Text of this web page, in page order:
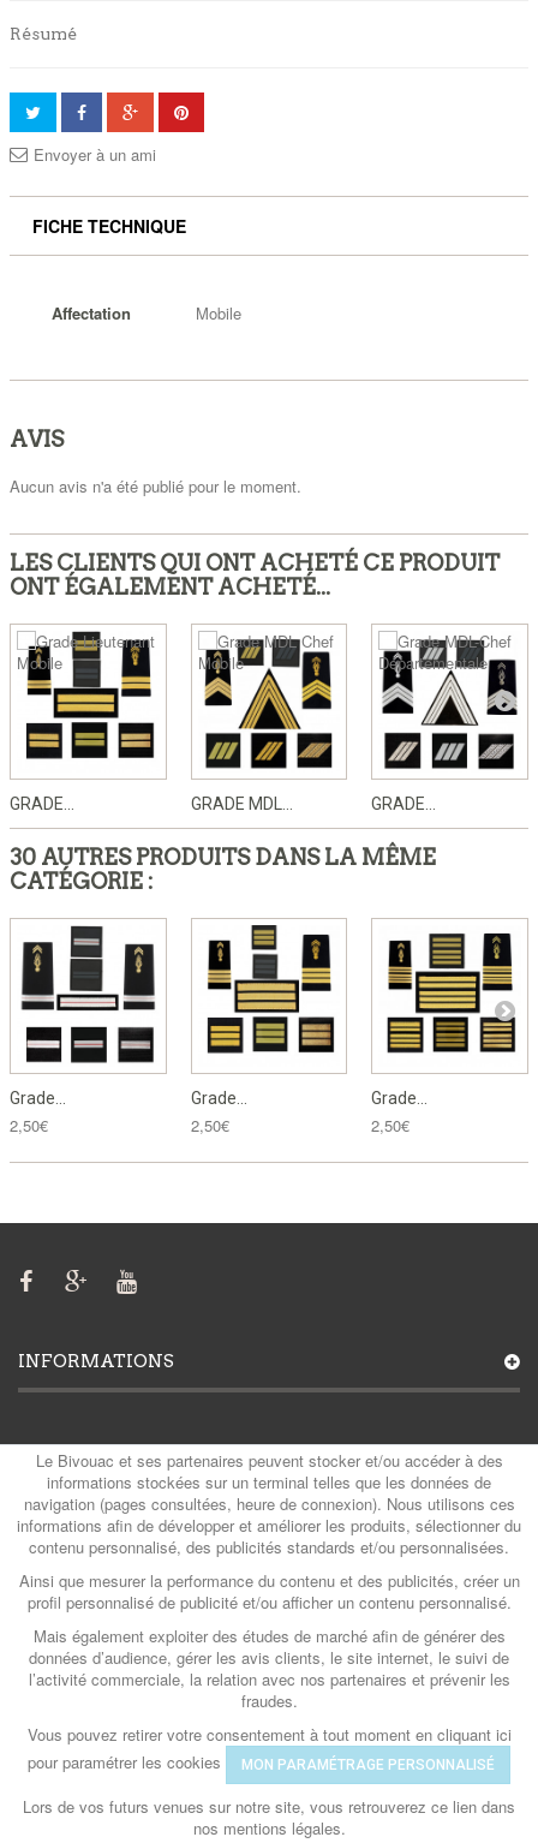
Résumé
Envoyer à un ami
FICHE TECHNIQUE
Affectation Mobile
AVIS
Aucun avis n'a été publié pour le moment.
LES CLIENTS QUI ONT ACHETÉ CE PRODUIT
ONT ÉGALEMENT ACHETÉ...
GRADE... GRADE MDL... GRADE...
30 AUTRES PRODUITS DANS LA MÊME
CATÉGORIE :
Grade...
2,50€
Grade...
2,50€
Grade...
2,50€
INFORMATIONS
© Le Bivouac 2026 - Powered by QG & Com
MON COMPTE
CATÉGORIES
CONTACTS
Le Bivouac et ses partenaires peuvent stocker et/ou accéder à des
informations stockées sur un terminal telles que les données de
navigation (pages consultées, heure de connexion). Nous utilisons ces
informations afin de développer et améliorer les produits, sélectionner du
contenu personnalisé, des publicités standards et/ou personnalisées.
Ainsi que mesurer la performance du contenu et des publicités, créer un
profil personnalisé de publicité et/ou afficher un contenu personnalisé.
Mais également exploiter des études de marché afin de générer des
données d’audience, gérer les avis clients, le site internet, le suivi de
l’activité commerciale, la relation avec nos partenaires et prévenir les
fraudes.
Vous pouvez retirer votre consentement à tout moment en cliquant ici
pour paramétrer les cookies
MON PARAMÉTRAGE PERSONNALISÉ
Lors de vos futurs venues sur notre site, vous retrouverez ce lien dans
nos mentions légales.